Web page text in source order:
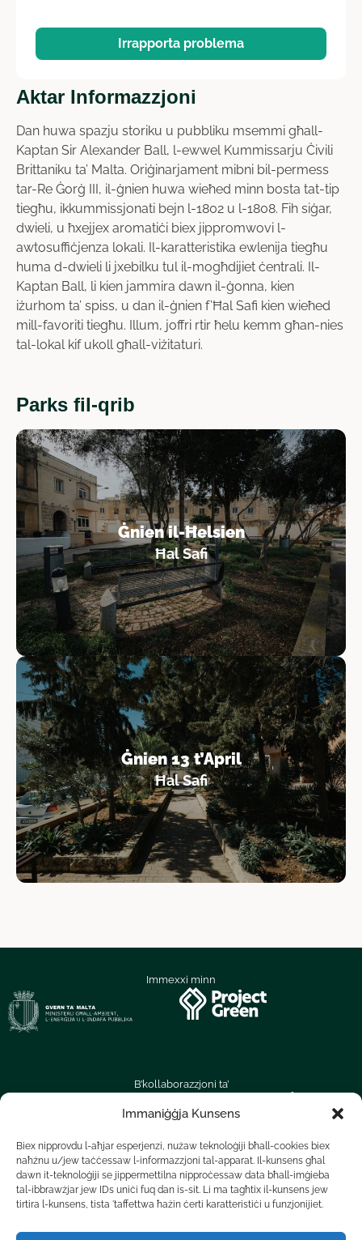
Immaniġġja Kunsens
Biex nipprovdu l-aħjar esperjenzi, nużaw teknoloġiji bħall-cookies biex
naħżnu u/jew taċċessaw l-informazzjoni tal-apparat. Il-kunsens għal
dawn it-teknoloġiji se jippermettilna nipproċessaw data bħall-imġieba
tal-ibbrawżjar jew IDs uniċi fuq dan is-sit. Li ma tagħtix il-kunsens jew
tirtira l-kunsens, tista 'taffettwa ħażin ċerti karatteristiċi u funzjonijiet.
Irrapporta problema
Aktar Informazzjoni
Dan huwa spazju storiku u pubbliku msemmi għall-
Kaptan Sir Alexander Ball, l-ewwel Kummissarju Ċivili
Brittaniku ta’ Malta. Oriġinarjament mibni bil-permess
tar-Re Ġorġ III, il-ġnien huwa wieħed minn bosta tat-tip
tiegħu, ikkummissjonati bejn l-1802 u l-1808. Fih siġar,
dwieli, u ħxejjex aromatiċi biex jippromwovi l-
awtosuffiċjenza lokali. Il-karatteristika ewlenija tiegħu
huma d-dwieli li jxebilku tul il-mogħdijiet ċentrali. Il-
Kaptan Ball, li kien jammira dawn il-ġonna, kien
iżurhom ta’ spiss, u dan il-ġnien f’Ħal Safi kien wieħed
mill-favoriti tiegħu. Illum, joffri rtir ħelu kemm għan-nies
tal-lokal kif ukoll għall-viżitaturi.
Parks fil-qrib
Ġnien il-Ħelsien
Ħal Safi
Ġnien 13 t’April
Ħal Safi
Immexxi minn
B’kollaborazzjoni ta’